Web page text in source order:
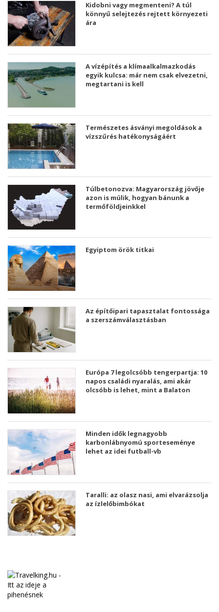
Kidobni vagy megmenteni? A túl
könnyű selejtezés rejtett környezeti
ára
A vízépítés a klímaalkalmazkodás
egyik kulcsa: már nem csak elvezetni,
megtartani is kell
Természetes ásványi megoldások a
vízszűrés hatékonyságáért
Túlbetonozva: Magyarország jövője
azon is múlik, hogyan bánunk a
termőföldjeinkkel
Egyiptom örök titkai
Az építőipari tapasztalat fontossága
a szerszámválasztásban
Európa 7 legolcsóbb tengerpartja: 10
napos családi nyaralás, ami akár
olcsóbb is lehet, mint a Balaton
Minden idők legnagyobb
karbonlábnyomú sporteseménye
lehet az idei futball-vb
Taralli: az olasz nasi, ami elvarázsolja
az ízlelőbimbókat